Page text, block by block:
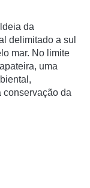
da
delimitado a sul
mar. No limite
uma
conservação da